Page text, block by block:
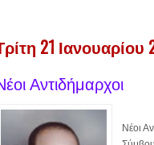
21 Ιανουαρίου
Αντιδήμαρχοι
Νέοι